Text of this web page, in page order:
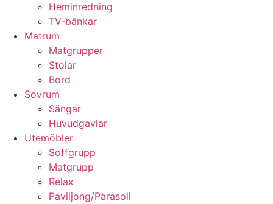
Heminredning
TV-bänkar
Matrum
Matgrupper
Stolar
Bord
Sovrum
Sängar
Huvudgavlar
Utemöbler
Soffgrupp
Matgrupp
Relax
Paviljong/Parasoll